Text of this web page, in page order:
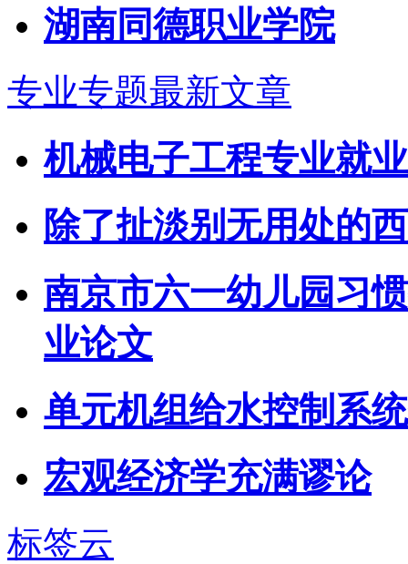
湖南同德职业学院
专业专题最新文章
机械电子工程专业就
除了扯淡别无用处的
南京市六一幼儿园习
业论文
单元机组给水控制系
宏观经济学充满谬论
标签云